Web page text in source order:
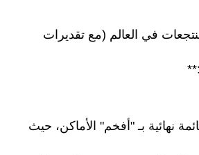
في العالم (مع تقديرات
نهائية بـ "أفخم" الأماكن، حيث